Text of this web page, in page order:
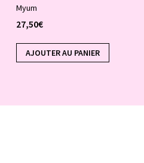
Myum
27,50€
AJOUTER AU PANIER